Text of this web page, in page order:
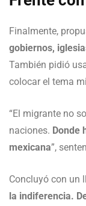
Finalmente,
gobiernos,
También pidió
colocar el tema
“El migrante no
naciones. Donde
mexicana”,
Concluyó con un
la indiferencia.